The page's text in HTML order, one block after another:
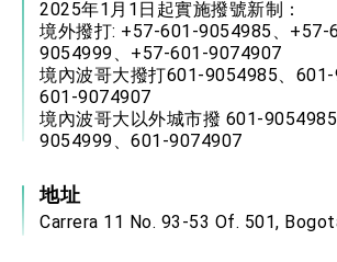
外交部長林佳龍於《外交事務》
世界 需要台灣，團結合作方能守
外交部長林佳龍出席《台灣光華
「見證蛻變，分享世界的光華」
位轉 型迎向下個50年
總統主持「台美經濟繁榮夥伴
明臺美合作三大戰略方向 盼與
訪問團
2025年1月1日起實施撥號新制：
境外撥打: +57-601-9054985、+57-
9054999、+57-601-9074907
境內波哥大撥打601-9054985、601-
601-9074907
境內波哥大以外城市撥 601-
9054999、601-9074907
地址
Carrera 11 No. 93-53 Of. 501,